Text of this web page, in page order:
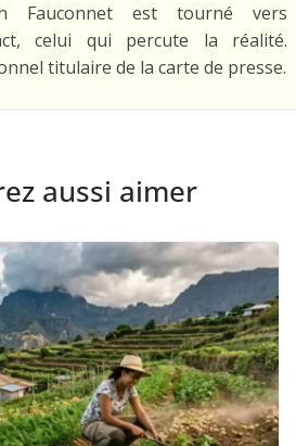
Fauconnet est tourné vers
celui qui percute la réalité.
titulaire de la carte de presse.
aussi aimer